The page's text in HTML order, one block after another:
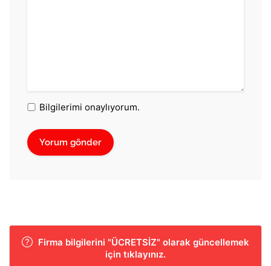
Bilgilerimi onaylıyorum.
Firma bilgilerini "ÜCRETSİZ" olarak güncellemek
için tıklayınız.